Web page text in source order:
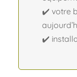
✔️ votre
✔️